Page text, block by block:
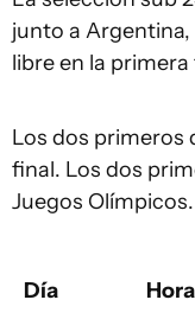
junto a Argentina,
libre en la primera
Los dos primeros
final. Los dos
Juegos Olímpicos.
Día Hora